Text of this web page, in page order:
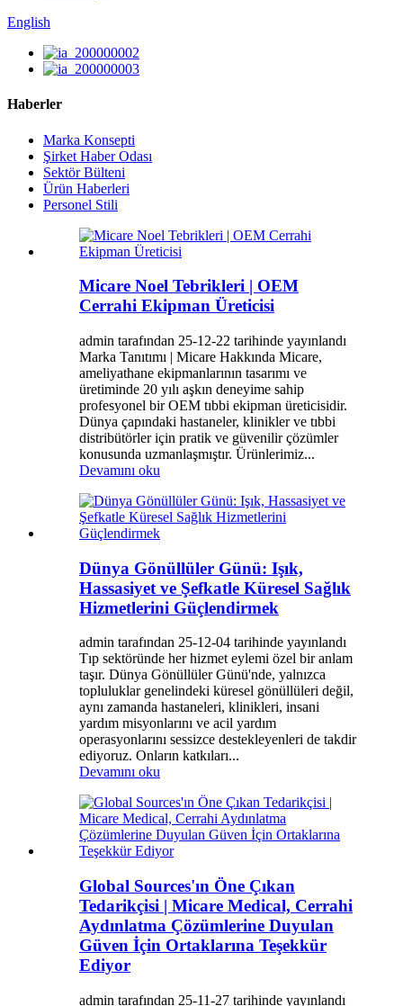
English
Haberler
Marka Konsepti
Şirket Haber Odası
Sektör Bülteni
Ürün Haberleri
Personel Stili
Micare Noel Tebrikleri | OEM
Cerrahi Ekipman Üreticisi
admin tarafından 25-12-22 tarihinde yayınlandı
Marka Tanıtımı | Micare Hakkında Micare,
ameliyathane ekipmanlarının tasarımı ve
üretiminde 20 yılı aşkın deneyime sahip
profesyonel bir OEM tıbbi ekipman üreticisidir.
Dünya çapındaki hastaneler, klinikler ve tıbbi
distribütörler için pratik ve güvenilir çözümler
konusunda uzmanlaşmıştır. Ürünlerimiz...
Devamını oku
Dünya Gönüllüler Günü: Işık,
Hassasiyet ve Şefkatle Küresel Sağlık
Hizmetlerini Güçlendirmek
admin tarafından 25-12-04 tarihinde yayınlandı
Tıp sektöründe her hizmet eylemi özel bir anlam
taşır. Dünya Gönüllüler Günü'nde, yalnızca
topluluklar genelindeki küresel gönüllüleri değil,
aynı zamanda hastaneleri, klinikleri, insani
yardım misyonlarını ve acil yardım
operasyonlarını sessizce destekleyenleri de takdir
ediyoruz. Onların katkıları...
Devamını oku
Global Sources'ın Öne Çıkan
Tedarikçisi | Micare Medical, Cerrahi
Aydınlatma Çözümlerine Duyulan
Güven İçin Ortaklarına Teşekkür
Ediyor
admin tarafından 25-11-27 tarihinde yayınlandı